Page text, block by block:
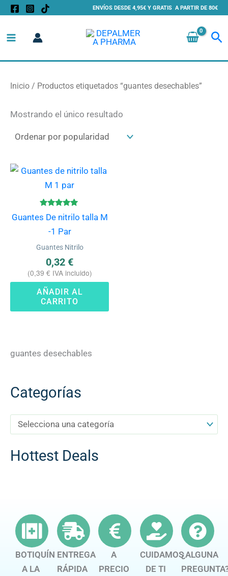
contenido
ENVÍOS DESDE 4,95€ Y GRATIS A PARTIR DE 80€
Categorías
Hottest Deals
Inicio / Productos etiquetados “guantes desechables”
Mostrando el único resultado
Valorado
con
4.80
de 5
Guantes De nitrilo talla M
-1 Par
Guantes Nitrilo
0,32 €
(0,39 € IVA incluido)
AÑADIR AL
CARRITO
guantes desechables
BOTIQUÍN
A LA
ENTREGA
RÁPIDA
A
PRECIO
CUIDAMOS
DE TI
¿ALGUNA